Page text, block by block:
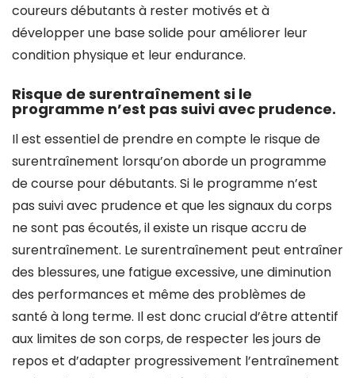
coureurs débutants à rester motivés et à
développer une base solide pour améliorer leur
condition physique et leur endurance.
Risque de surentraînement si le
programme n’est pas suivi avec prudence.
Il est essentiel de prendre en compte le risque de
surentraînement lorsqu’on aborde un programme
de course pour débutants. Si le programme n’est
pas suivi avec prudence et que les signaux du corps
ne sont pas écoutés, il existe un risque accru de
surentraînement. Le surentraînement peut entraîner
des blessures, une fatigue excessive, une diminution
des performances et même des problèmes de
santé à long terme. Il est donc crucial d’être attentif
aux limites de son corps, de respecter les jours de
repos et d’adapter progressivement l’entraînement